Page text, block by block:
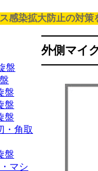
感染拡大防止の対策
盤
盤
盤
盤
・角取
盤
マシ
外側マイ